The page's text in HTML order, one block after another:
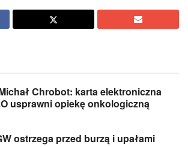
Chrobot: karta elektroniczna
usprawni opiekę onkologiczną
ostrzega przed burzą i upałami